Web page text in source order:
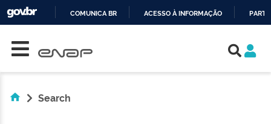
COMUNICA BR ACESSO À INFORMAÇÃO
Search